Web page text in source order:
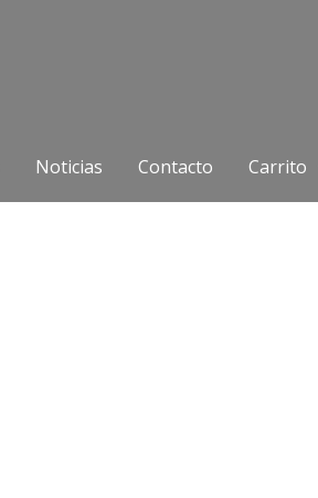
Noticias Contacto Carrito